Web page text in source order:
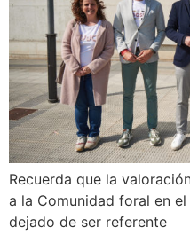
Recuerda que la
a la Comunidad foral en
dejado de ser referente